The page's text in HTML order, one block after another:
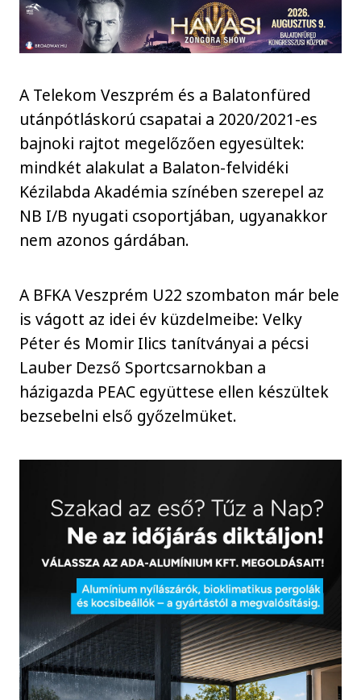
A Telekom Veszprém és a Balatonfüred
utánpótláskorú csapatai a 2020/2021-es
bajnoki rajtot megelőzően egyesültek:
mindkét alakulat a Balaton-felvidéki
Kézilabda Akadémia színében szerepel az
NB I/B nyugati csoportjában, ugyanakkor
nem azonos gárdában.
A BFKA Veszprém U22 szombaton már bele
is vágott az idei év küzdelmeibe: Velky
Péter és Momir Ilics tanítványai a pécsi
Lauber Dezső Sportcsarnokban a
házigazda PEAC együttese ellen készültek
bezsebelni első győzelmüket.